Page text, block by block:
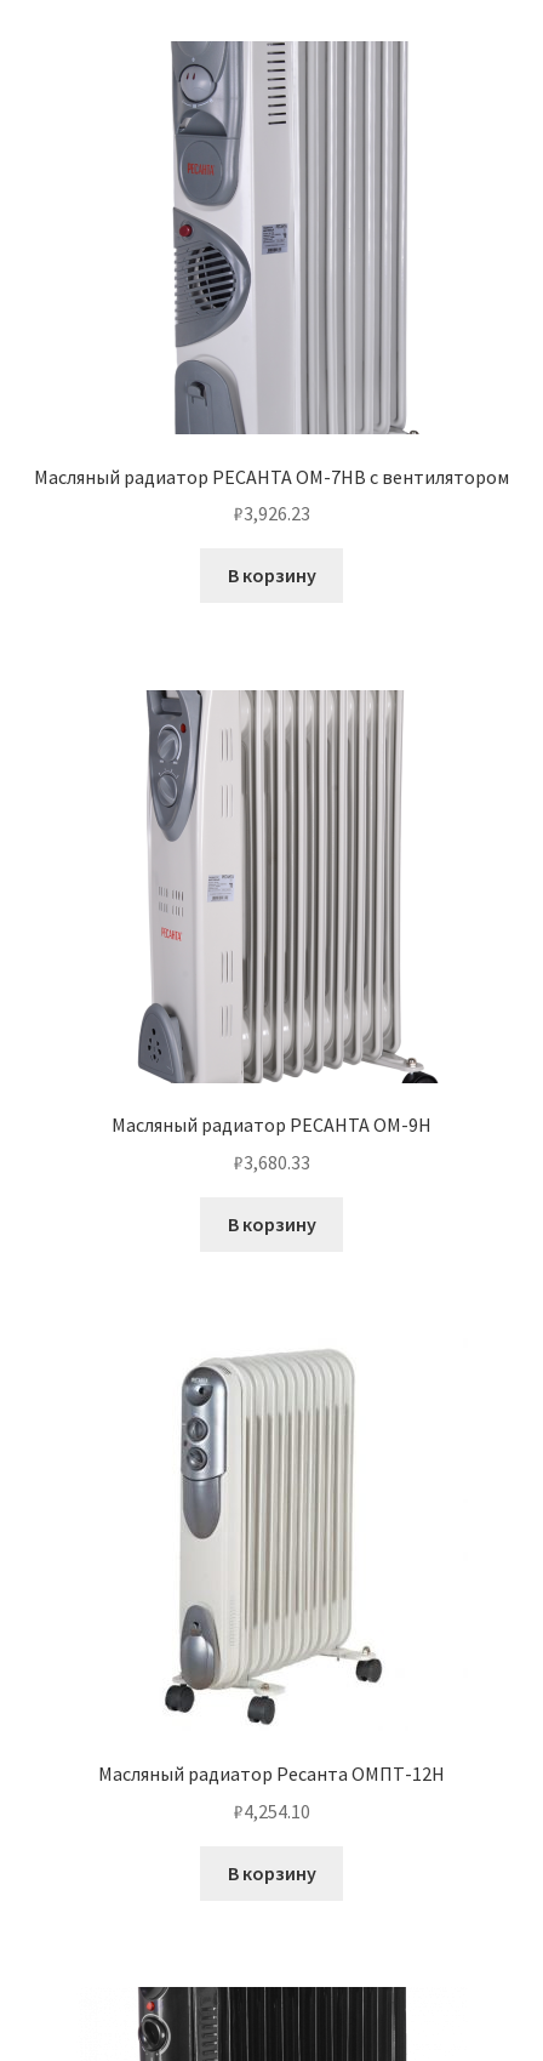
Масляный радиатор РЕСАНТА ОМ-7НВ с вентилятором
₽3,926.23
В корзину
Масляный радиатор РЕСАНТА ОМ-9Н
₽3,680.33
В корзину
Масляный радиатор Ресанта ОМПТ-12Н
₽4,254.10
В корзину